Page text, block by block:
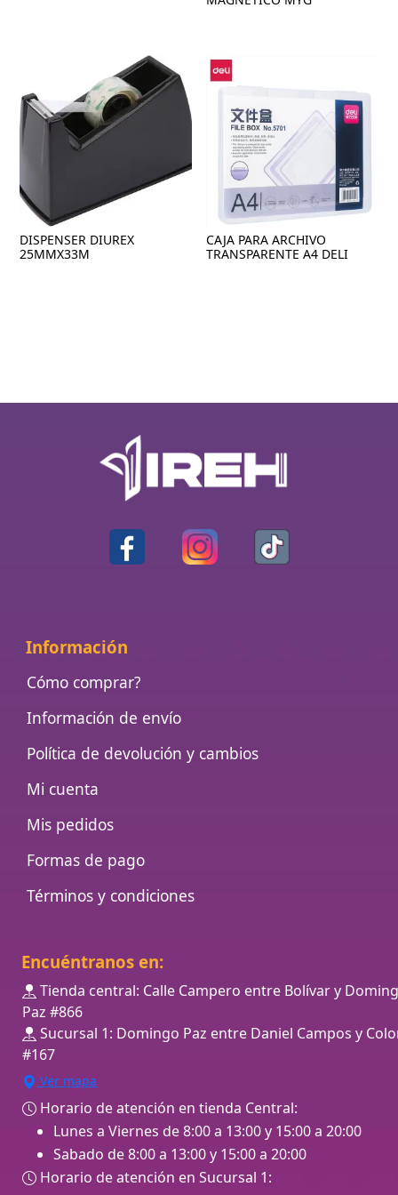
DISPENSER DIUREX
25MMX33M
CAJA PARA ARCHIVO
TRANSPARENTE A4 DELI
Información
Cómo comprar?
Información de envío
Política de devolución y cambios
Mi cuenta
Mis pedidos
Formas de pago
Términos y condiciones
Encuéntranos en:
Tienda central: Calle Campero entre Bolívar y
Paz #866
Sucursal 1: Domingo Paz entre Daniel Campos y
#167
Ver mapa
Horario de atención en tienda Central:
Lunes a Viernes de 8:00 a 13:00 y 15:00 a 20:00
Sabado de 8:00 a 13:00 y 15:00 a 20:00
Horario de atención en Sucursal 1: